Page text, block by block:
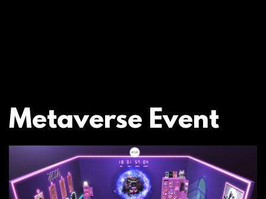
Metaverse Event